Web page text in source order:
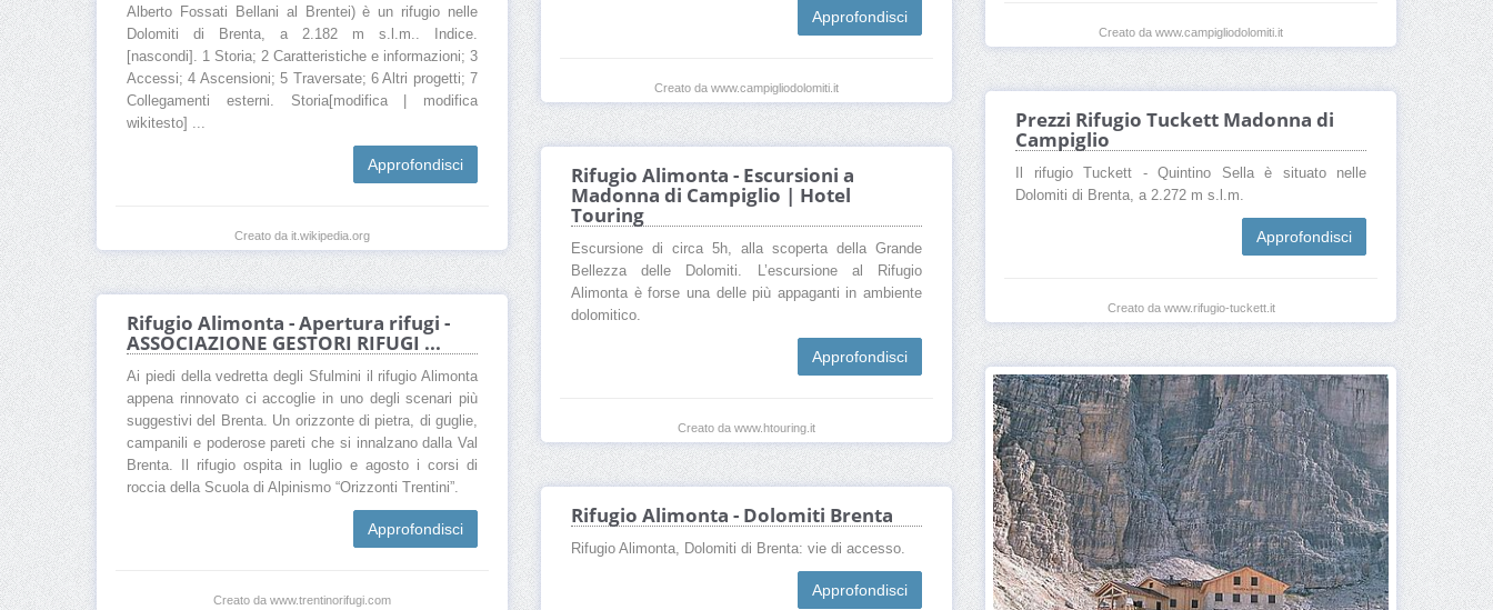
Alberto Fossati Bellani al Brentei) è un rifugio nelle
Dolomiti di Brenta, a 2.182 m s.l.m.. Indice.
[nascondi]. 1 Storia; 2 Caratteristiche e informazioni; 3
Accessi; 4 Ascensioni; 5 Traversate; 6 Altri progetti; 7
Collegamenti esterni. Storia[modifica | modifica
wikitesto] ...
Approfondisci
Creato da it.wikipedia.org
Creato da www.campigliodolomiti.it
Approfondisci
Creato da www.campigliodolomiti.it
Prezzi Rifugio Tuckett Madonna di
Campiglio
Il rifugio Tuckett - Quintino Sella è situato nelle
Dolomiti di Brenta, a 2.272 m s.l.m.
Approfondisci
Creato da www.rifugio-tuckett.it
Rifugio Alimonta - Escursioni a
Madonna di Campiglio | Hotel
Touring
Escursione di circa 5h, alla scoperta della Grande
Bellezza delle Dolomiti. L’escursione al Rifugio
Alimonta è forse una delle più appaganti in ambiente
dolomitico.
Approfondisci
Creato da www.htouring.it
Rifugio Alimonta - Apertura rifugi -
ASSOCIAZIONE GESTORI RIFUGI ...
Ai piedi della vedretta degli Sfulmini il rifugio Alimonta
appena rinnovato ci accoglie in uno degli scenari più
suggestivi del Brenta. Un orizzonte di pietra, di guglie,
campanili e poderose pareti che si innalzano dalla Val
Brenta. Il rifugio ospita in luglio e agosto i corsi di
roccia della Scuola di Alpinismo “Orizzonti Trentini”.
Approfondisci
Creato da www.trentinorifugi.com
Rifugio Alimonta - Dolomiti Brenta
Rifugio Alimonta, Dolomiti di Brenta: vie di accesso.
Approfondisci